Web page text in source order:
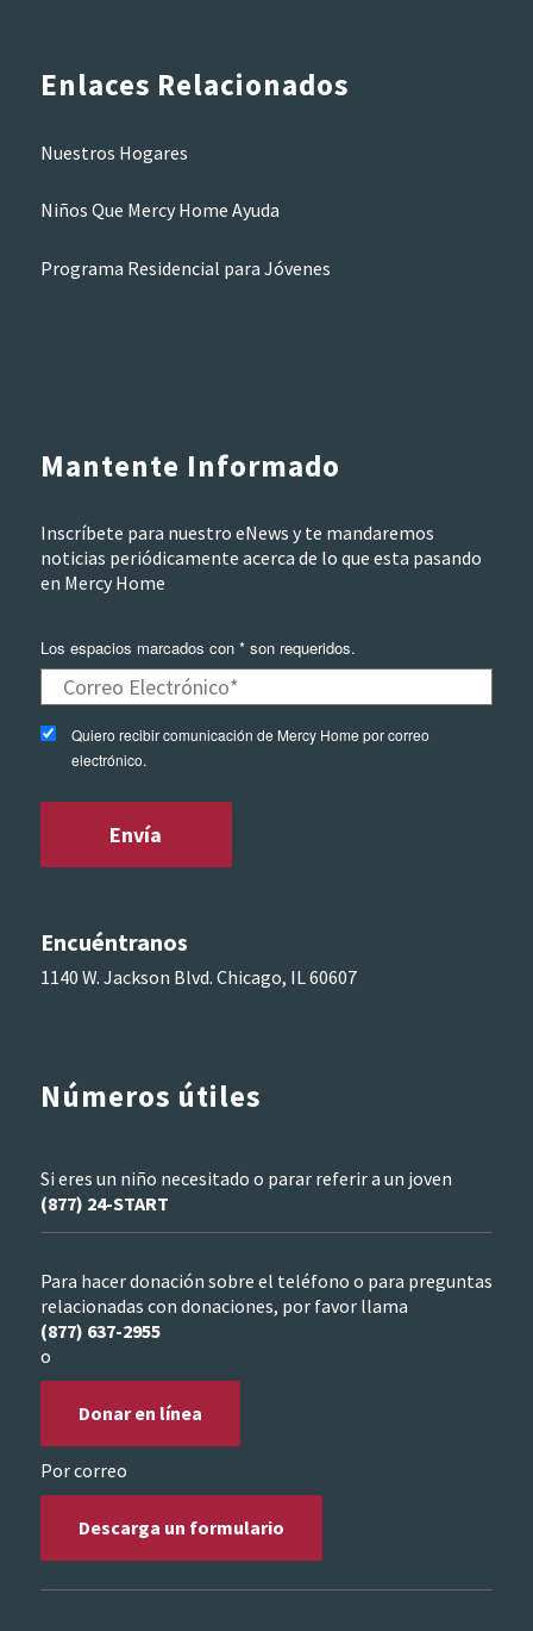
Enlaces Relacionados
Nuestros Hogares
Niños Que Mercy Home Ayuda
Programa Residencial para Jóvenes
Mantente Informado
Inscríbete para nuestro eNews y te mandaremos
noticias periódicamente acerca de lo que esta pasando
en Mercy Home
Los espacios marcados con * son requeridos.
Quiero recibir comunicación de Mercy Home por correo
electrónico.
Encuéntranos
1140 W. Jackson Blvd. Chicago, IL 60607
Números útiles
Si eres un niño necesitado o parar referir a un joven
(877) 24-START
Para hacer donación sobre el teléfono o para preguntas
relacionadas con donaciones, por favor llama
(877) 637-2955
o
Donar en línea
Por correo
Descarga un formulario